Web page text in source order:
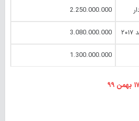
2.250.000.000
3.080.000.000
1.300.000.000